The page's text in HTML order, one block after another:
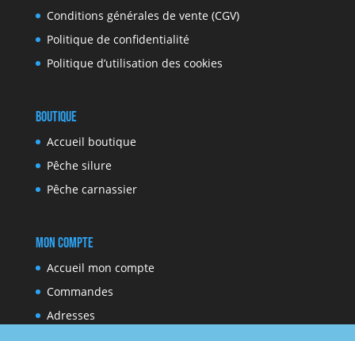
Conditions générales de vente (CGV)
Politique de confidentialité
Politique d’utilisation des cookies
Boutique
Accueil boutique
Pêche silure
Pêche carnassier
Mon compte
Accueil mon compte
Commandes
Adresses